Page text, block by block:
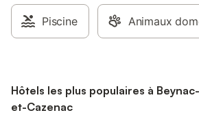
Piscine Animaux
Hôtels les plus populaires à Beynac-
et-Cazenac